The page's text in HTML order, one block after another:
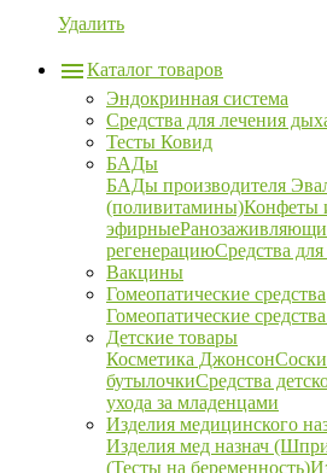
Удалить
Каталог товаров
Эндокринная система
Средства для лечения
Тесты Ковид
БАДы
БАДы производителя
(поливитамины)Конфеты
эфирные
регенерациюСредства
Вакцины
Гомеопатические средства
Гомеопатические
Детские товары
Косметика Джонсон
бутылочкиСредства
ухода за младенцами
Изделия медицинского
Изделия мед назнач
(Тесты на беременность)